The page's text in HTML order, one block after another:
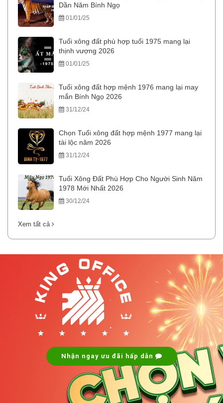
Dần Năm Bính Ngọ
01/01/25
Tuổi xông đất phù hợp tuổi 1975 mang lại
thịnh vượng 2026
01/01/25
Tuổi xông đất hợp mệnh 1976 mang lại may
mắn Bính Ngọ 2026
31/12/24
Chọn Tuổi xông đất hợp mệnh 1977 mang lại
tài lộc năm 2026
31/12/24
Tuổi Xông Đất Phù Hợp Cho Người Sinh Năm
1978 Mới Nhất 2026
30/12/24
Xem tất cả
.
.
Nhận ngay ưu đãi hấp dẫn